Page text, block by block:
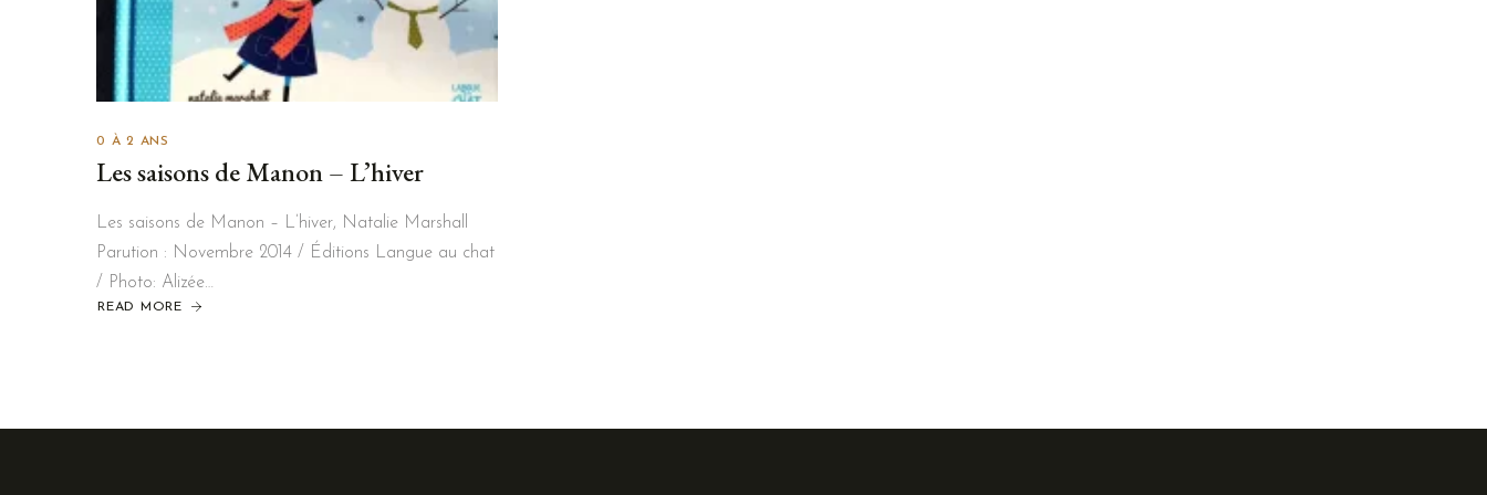
0 À 2 ANS
Les saisons de Manon – L’hiver
Les saisons de Manon – L’hiver, Natalie Marshall
Parution : Novembre 2014 / Éditions Langue au chat
/ Photo: Alizée…
READ MORE